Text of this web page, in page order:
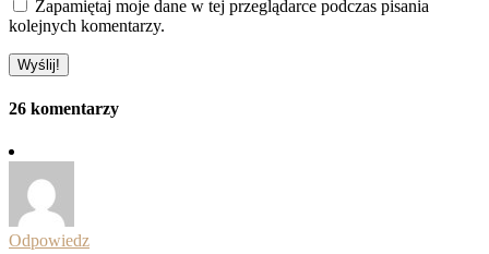
Zapamiętaj moje dane w tej przeglądarce podczas pisania
kolejnych komentarzy.
26 komentarzy
Odpowiedz